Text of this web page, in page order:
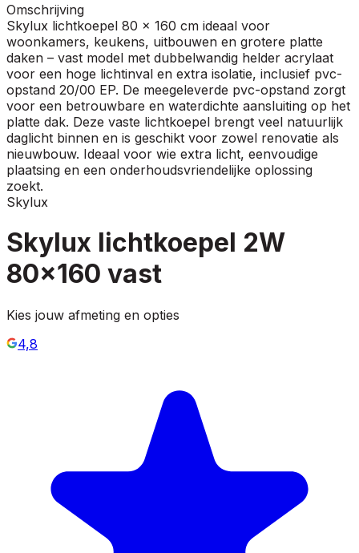
Omschrijving
Skylux lichtkoepel 80 x 160 cm ideaal voor
woonkamers, keukens, uitbouwen en grotere platte
daken – vast model met dubbelwandig helder acrylaat
voor een hoge lichtinval en extra isolatie, inclusief pvc-
opstand 20/00 EP. De meegeleverde pvc-opstand zorgt
voor een betrouwbare en waterdichte aansluiting op het
platte dak. Deze vaste lichtkoepel brengt veel natuurlijk
daglicht binnen en is geschikt voor zowel renovatie als
nieuwbouw. Ideaal voor wie extra licht, eenvoudige
plaatsing en een onderhoudsvriendelijke oplossing
zoekt.
Skylux
Skylux lichtkoepel 2W
80x160 vast
Kies jouw afmeting en opties
4,8